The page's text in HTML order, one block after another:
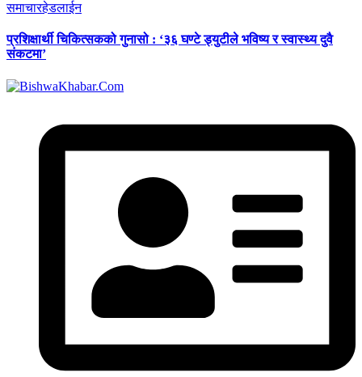
समाचारहेडलाईन
प्रशिक्षार्थी चिकित्सकको गुनासो : ‘३६ घण्टे ड्युटीले भविष्य र स्वास्थ्य दुवै
संकटमा’